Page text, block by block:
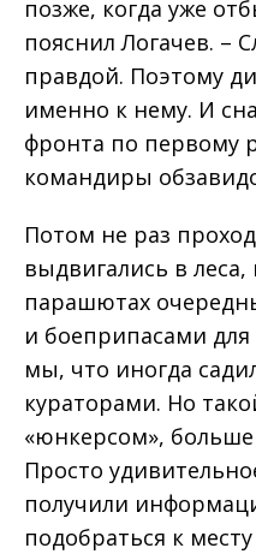
позже, когда уже
пояснил Логачев. –
правдой. Поэтому
именно к нему. И
фронта по первому
командиры
Потом не раз
выдвигались в
парашютах
и боеприпасами
мы, что иногда
кураторами. Но
«юнкерсом»,
Просто
получили
подобраться к